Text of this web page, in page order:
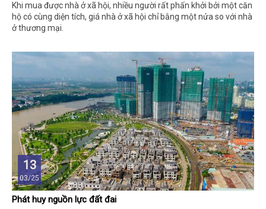
Khi mua được nhà ở xã hội, nhiều người rất phấn khởi bởi một căn
hộ có cùng diện tích, giá nhà ở xã hội chỉ bằng một nửa so với nhà
ở thương mại.
13
03/25
Phát huy nguồn lực đất đai